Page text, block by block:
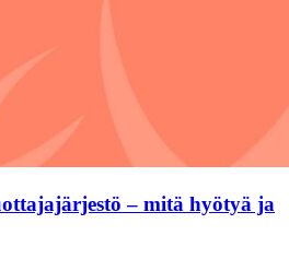
– mitä hyötyä ja